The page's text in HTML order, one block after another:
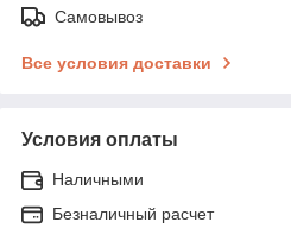
Самовывоз
Все условия доставки
Условия оплаты
Наличными
Безналичный расчет